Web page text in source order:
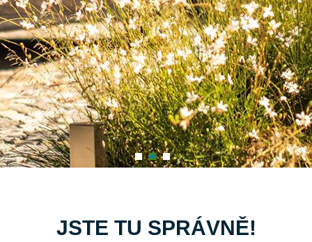
JSTE TU SPRÁVNĚ!